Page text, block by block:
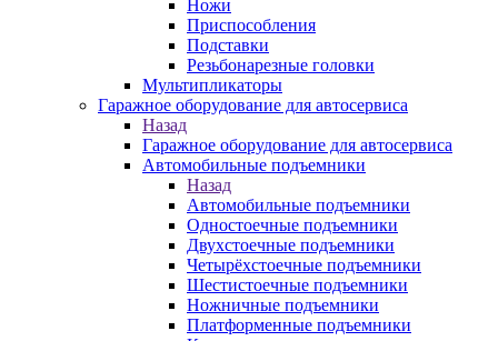
Ножи
Приспособления
Подставки
Резьбонарезные головки
Мультипликаторы
Гаражное оборудование для автосервиса
Назад
Гаражное оборудование для автосервиса
Автомобильные подъемники
Назад
Автомобильные подъемники
Одностоечные подъемники
Двухстоечные подъемники
Четырёхстоечные подъемники
Шестистоечные подъемники
Ножничные подъемники
Платформенные подъемники